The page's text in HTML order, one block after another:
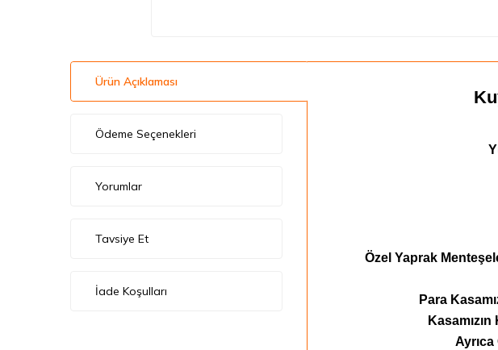
Ürün Açıklaması
Ödeme Seçenekleri
Yorumlar
Tavsiye Et
İade Koşulları
Özel Yaprak
Para